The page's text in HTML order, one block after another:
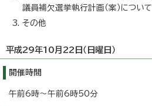
議員補欠選挙執行計画（案）について
その他
平成29年10月22日（日曜日）
開催時間
午前6時～午前6時50分